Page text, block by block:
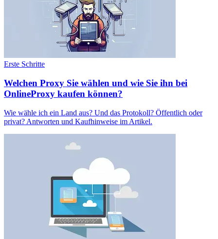
Erste Schritte
Welchen Proxy Sie wählen und wie Sie ihn bei
OnlineProxy kaufen können?
Wie wähle ich ein Land aus? Und das Protokoll? Öffentlich oder
privat? Antworten und Kaufhinweise im Artikel.